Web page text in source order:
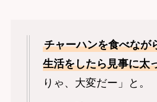
チャーハンを食べなが
生活をしたら見事に太
りゃ、大変だー」と。